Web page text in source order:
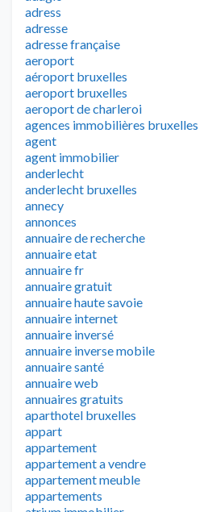
adress
adresse
adresse française
aeroport
aéroport bruxelles
aeroport bruxelles
aeroport de charleroi
agences immobilières bruxelles
agent
agent immobilier
anderlecht
anderlecht bruxelles
annecy
annonces
annuaire de recherche
annuaire etat
annuaire fr
annuaire gratuit
annuaire haute savoie
annuaire internet
annuaire inversé
annuaire inverse mobile
annuaire santé
annuaire web
annuaires gratuits
aparthotel bruxelles
appart
appartement
appartement a vendre
appartement meuble
appartements